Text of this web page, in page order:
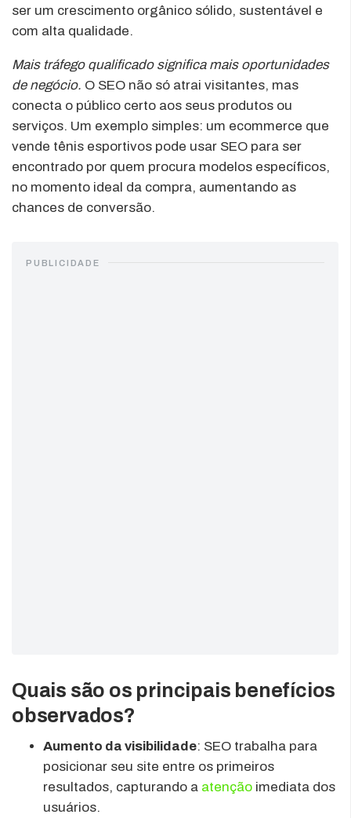
ser um crescimento orgânico sólido, sustentável e
com alta qualidade.
Mais tráfego qualificado significa mais oportunidades
de negócio. O SEO não só atrai visitantes, mas
conecta o público certo aos seus produtos ou
serviços. Um exemplo simples: um ecommerce que
vende tênis esportivos pode usar SEO para ser
encontrado por quem procura modelos específicos,
no momento ideal da compra, aumentando as
chances de conversão.
PUBLICIDADE
Quais são os principais benefícios
observados?
Aumento da visibilidade: SEO trabalha para
posicionar seu site entre os primeiros
resultados, capturando a atenção imediata dos
usuários.